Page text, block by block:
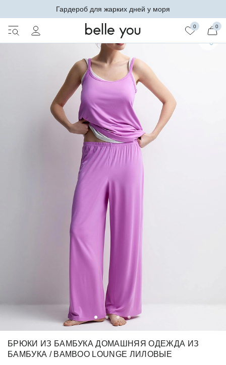
Гардероб для жарких дней у моря
0 0
БРЮКИ ИЗ БАМБУКА ДОМАШНЯЯ ОДЕЖДА ИЗ
БАМБУКА / BAMBOO LOUNGE ЛИЛОВЫЕ